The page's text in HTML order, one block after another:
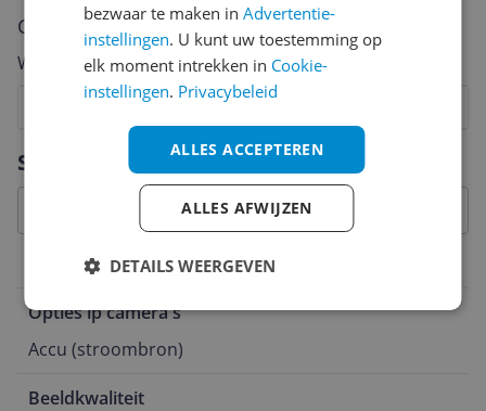
Specificaties
Belangrijkste kenmerken
Opties ip camera's
Accu (stroombron)
Beeldkwaliteit
Cijfer
Welk cijfer geef jij dit product?
5
Vraag 1 van 4
bezwaar te maken inAdvertentie-
instellingen. U kunt uw toestemming op
elk moment intrekken in Cookie-
instellingen. Privacybeleid
ALLES ACCEPTEREN
ALLES AFWIJZEN
DETAILS WEERGEVEN